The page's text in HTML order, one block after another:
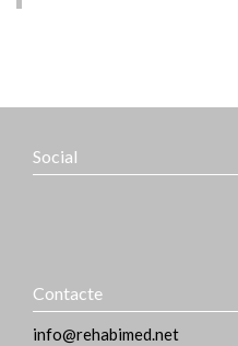
Social
Contacte
info@rehabimed.net